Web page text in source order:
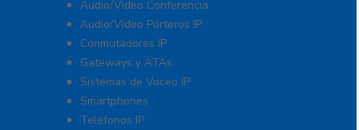
Audio/Video Conferencia
Audio/Video Porteros IP
Conmutadores IP
Gateways y ATAs
Sistemas de Voceo IP
Smartphones
Teléfonos IP